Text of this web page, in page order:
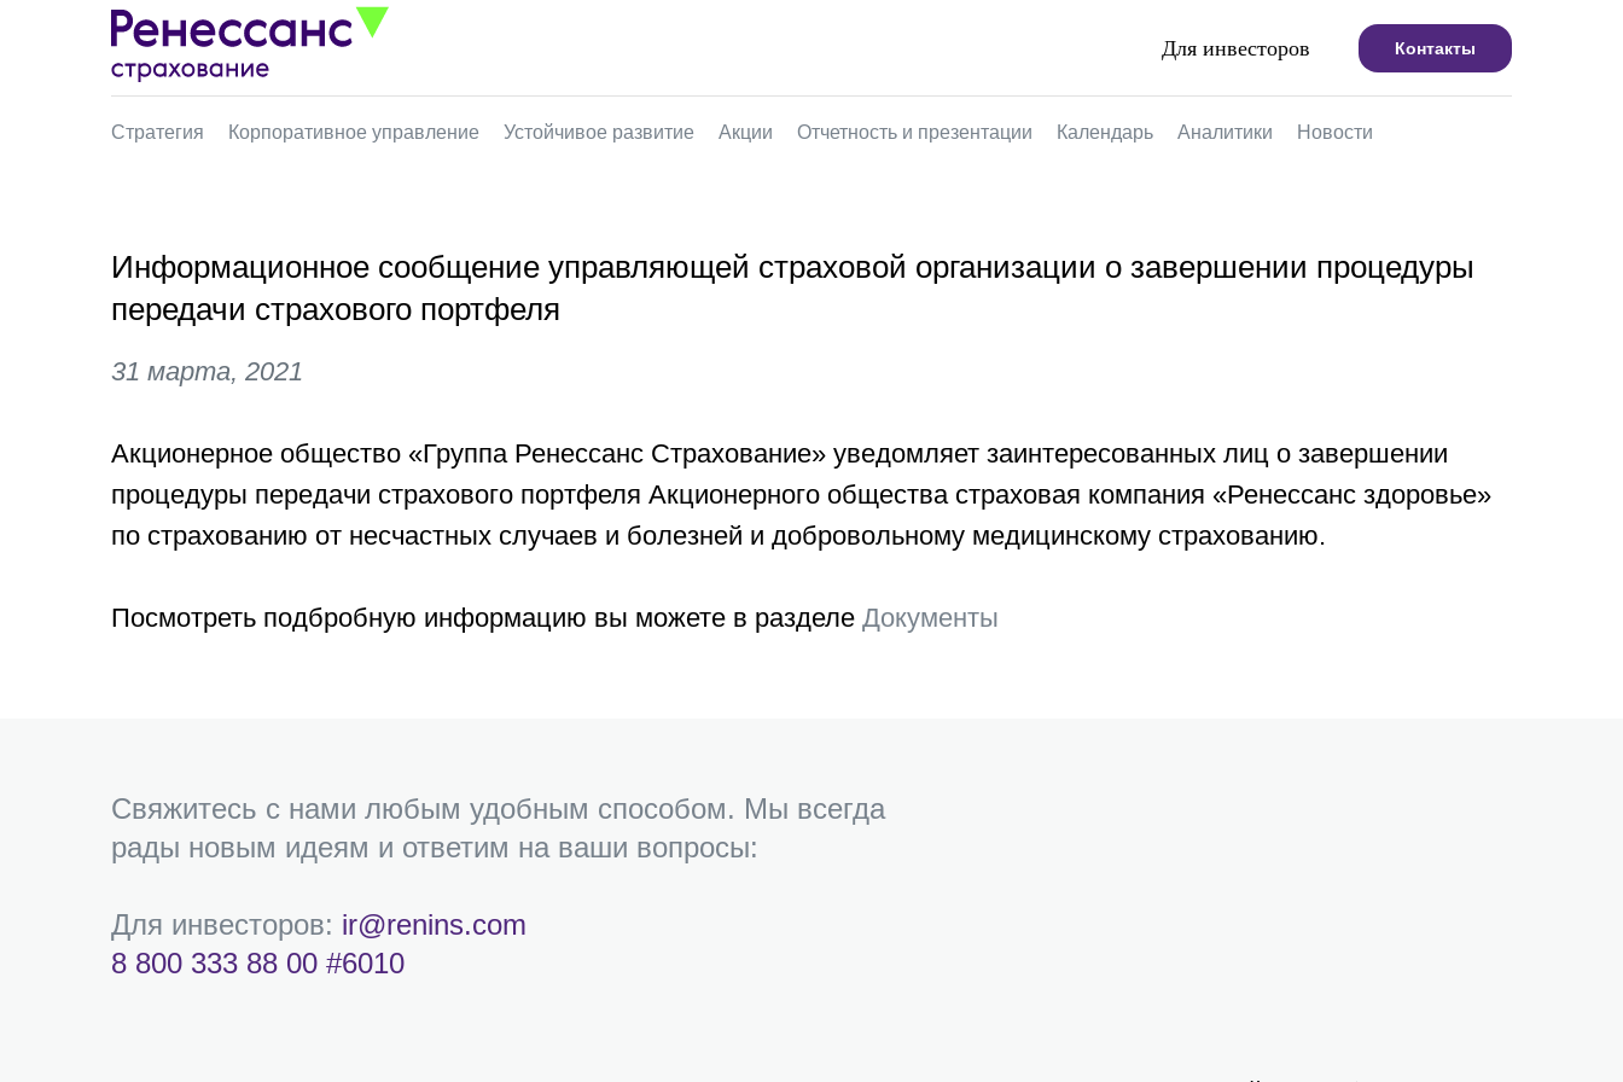
Для инвесторов Контакты
Стратегия Корпоративное управление Устойчивое развитие Акции Отчетность и презентации Календарь Аналитики Новости
Информационное сообщение управляющей страховой организации о завершении процедуры
передачи страхового портфеля
31 марта, 2021
Акционерное общество «Группа Ренессанс Страхование» уведомляет заинтересованных лиц о завершении
процедуры передачи страхового портфеля Акционерного общества страховая компания «Ренессанс здоровье»
по страхованию от несчастных случаев и болезней и добровольному медицинскому страхованию.
Посмотреть подбробную информацию вы можете в разделе Документы
Cвяжитесь с нами любым удобным способом. Мы всегда
рады новым идеям и ответим на ваши вопросы:
Для инвесторов: ir@renins.com
8 800 333 88 00 #6010